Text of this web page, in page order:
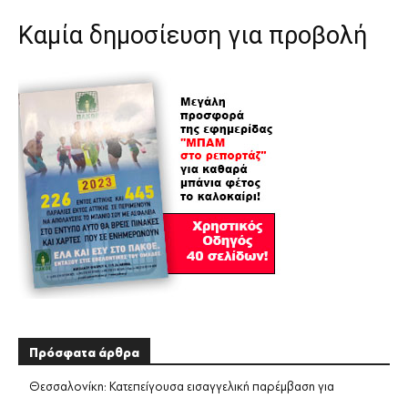
Καμία δημοσίευση για προβολή
Πρόσφατα άρθρα
Θεσσαλονίκη: Κατεπείγουσα εισαγγελική παρέμβαση για